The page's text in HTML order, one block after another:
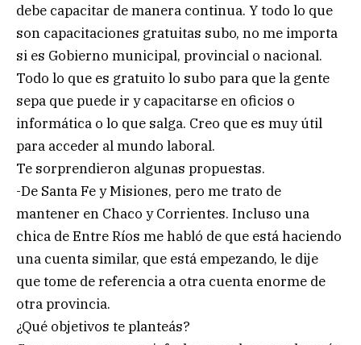
debe capacitar de manera continua. Y todo lo que
son capacitaciones gratuitas subo, no me importa
si es Gobierno municipal, provincial o nacional.
Todo lo que es gratuito lo subo para que la gente
sepa que puede ir y capacitarse en oficios o
informática o lo que salga. Creo que es muy útil
para acceder al mundo laboral.
Te sorprendieron algunas propuestas.
-De Santa Fe y Misiones, pero me trato de
mantener en Chaco y Corrientes. Incluso una
chica de Entre Ríos me habló de que está haciendo
una cuenta similar, que está empezando, le dije
que tome de referencia a otra cuenta enorme de
otra provincia.
¿Qué objetivos te planteás?